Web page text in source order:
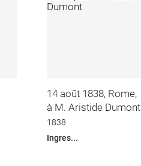
14 août 1838, Rome,
à M. Aristide Dumont
1838
Ingres...